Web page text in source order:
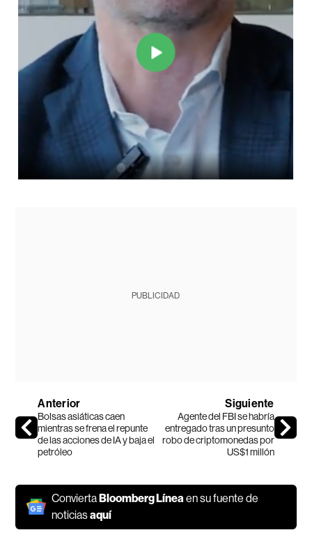
PUBLICIDAD
Anterior
Bolsas asiáticas caen
mientras se frena el repunte
de las acciones de IA y baja el
petróleo
Siguiente
Agente del FBI se habría
entregado tras un presunto
robo de criptomonedas por
US$1 millón
ConviertaBloomberg Línea en su fuente de
noticiasaquí